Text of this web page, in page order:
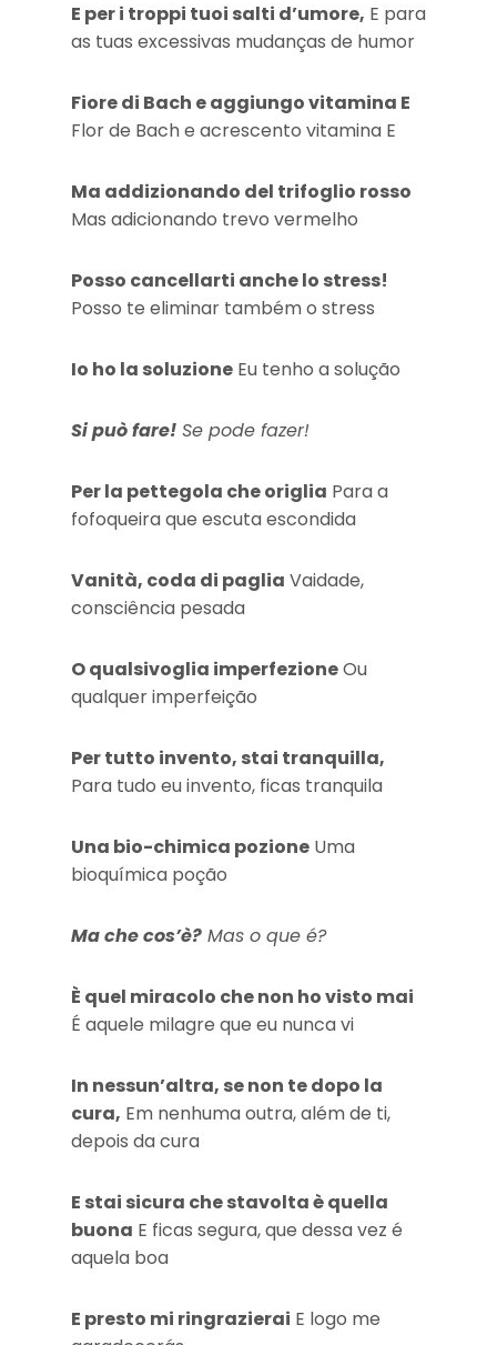
E per i troppi tuoi salti d’umore, E para
as tuas excessivas mudanças de humor
Fiore di Bach e aggiungo vitamina E
Flor de Bach e acrescento vitamina E
Ma addizionando del trifoglio rosso
Mas adicionando trevo vermelho
Posso cancellarti anche lo stress!
Posso te eliminar também o stress
Io ho la soluzione Eu tenho a solução
Si può fare! Se pode fazer!
Per la pettegola che origlia Para a
fofoqueira que escuta escondida
Vanità, coda di paglia Vaidade,
consciência pesada
O qualsivoglia imperfezioneOu
qualquer imperfeição
Per tutto invento, stai tranquilla,
Para tudo eu invento, ficas tranquila
Una bio-chimica pozione Uma
bioquímica poção
Ma che cos’è? Mas o que é?
È quel miracolo che non ho visto mai
É aquele milagre que eu nunca vi
In nessun’altra, se non te dopo la
cura, Em nenhuma outra, além de ti,
depois da cura
E stai sicura che stavolta è quella
buona E ficas segura, que dessa vez é
aquela boa
E presto mi ringrazierai E logo me